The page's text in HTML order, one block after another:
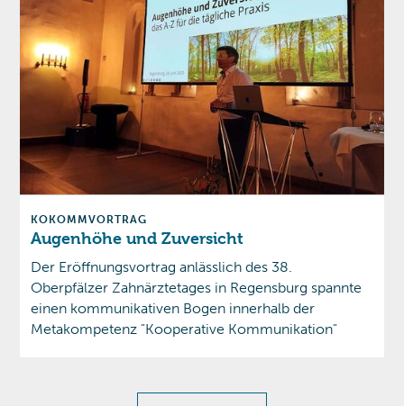
KOKOMMVORTRAG
Augenhöhe und Zuversicht
Der Eröffnungsvortrag anlässlich des 38.
Oberpfälzer Zahnärztetages in Regensburg spannte
einen kommunikativen Bogen innerhalb der
Metakompetenz "Kooperative Kommunikation"